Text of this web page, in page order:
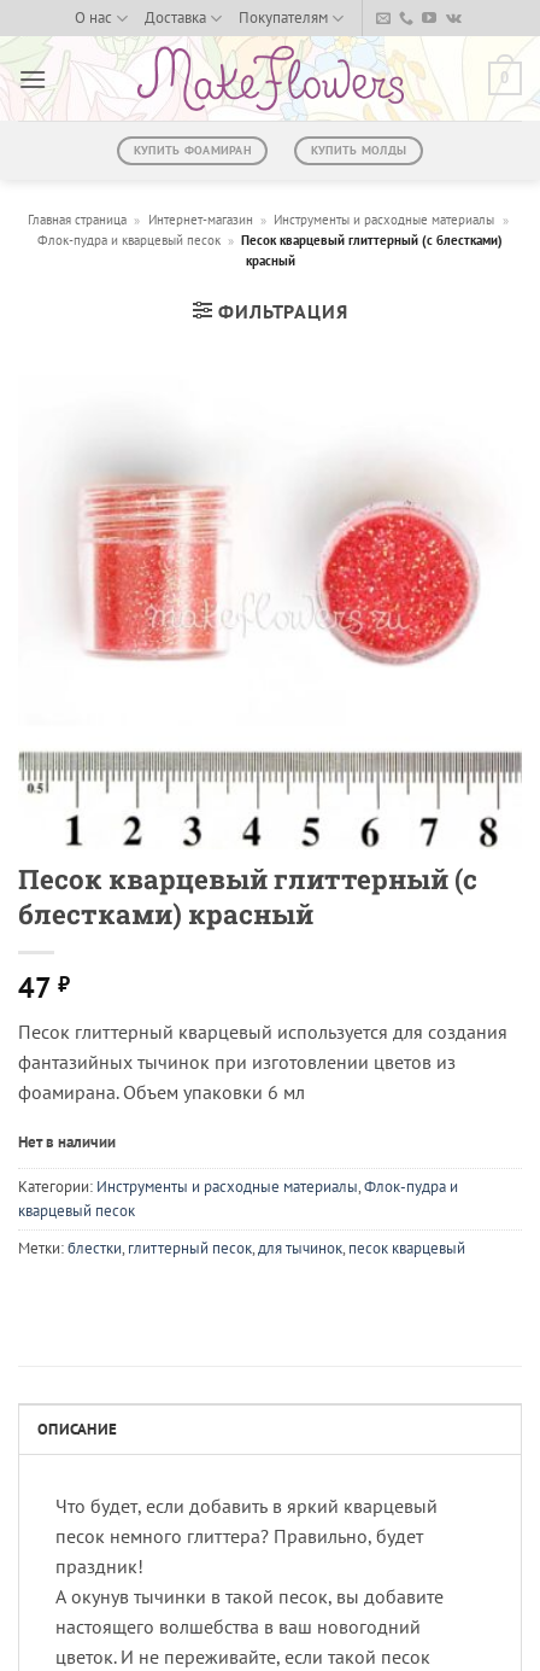
to
content
О нас Доставка Покупателям
0
КУПИТЬ ФОАМИРАН КУПИТЬ МОЛДЫ
Главная страница » Интернет-магазин » Инструменты и расходные материалы »
Флок-пудра и кварцевый песок » Песок кварцевый глиттерный (с блестками)
красный
ФИЛЬТРАЦИЯ
Песок кварцевый глиттерный (с
блестками) красный
47 ₽
Песок глиттерный кварцевый используется для создания
фантазийных тычинок при изготовлении цветов из
фоамирана. Объем упаковки 6 мл
Нет в наличии
Категории: Инструменты и расходные материалы,Флок-пудра и
кварцевый песок
Метки:блестки, глиттерный песок,для тычинок, песок кварцевый
ОПИСАНИЕ
Что будет, если добавить в яркий кварцевый
песок немного глиттера? Правильно, будет
праздник!
А окунув тычинки в такой песок, вы добавите
настоящего волшебства в ваш новогодний
цветок. И не переживайте, если такой песок